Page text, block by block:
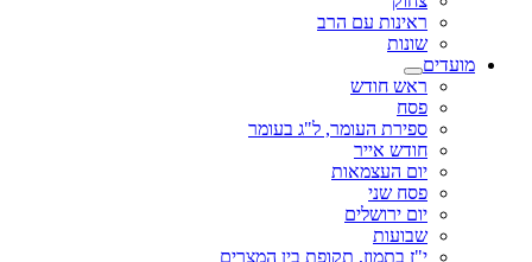
ראינות עם הרב
שונות
מועדים
ראש חודש
פסח
ספירת העומר, ל"ג בעומר
חודש אייר
יום העצמאות
פסח שני
יום ירושלים
שבועות
י"ז בתמוז, תקופת בין המצרים